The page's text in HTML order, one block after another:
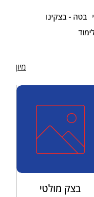
בטה - בצקינו
מיון
בצק מולטי